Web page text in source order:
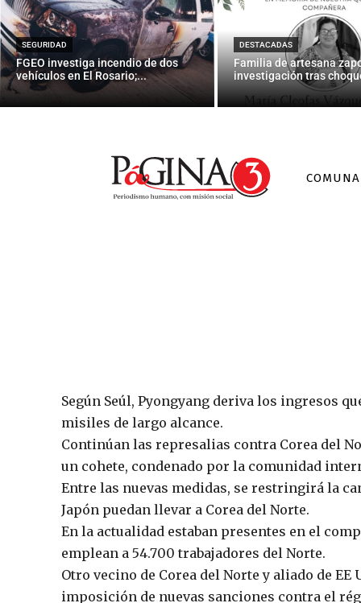
SEGURIDAD
FGEO investiga incendio de dos
vehículos en El Rosario;...
DESTACADAS
Familia de artesana
investigación tras
Según Seúl, Pyongyang deriva los ingresos
misiles de largo alcance.
Continúan las represalias contra Corea del
un cohete, condenado por la comunidad
Entre las nuevas medidas, se restringirá la
Japón puedan llevar a Corea del Norte.
En la actualidad estaban presentes en el
emplean a 54.700 trabajadores del Norte.
Otro vecino de Corea del Norte y aliado de
imposición de nuevas sanciones contra el